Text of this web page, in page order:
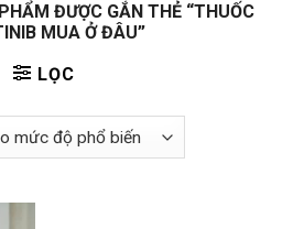
ĐƯỢC GẮN THẺ “THUỐC
MUA Ở ĐÂU”
LỌC